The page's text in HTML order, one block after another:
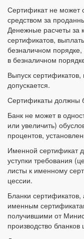
Сертификат не может
средством за
Денежные расчеты за
сертификатов,
безналичном
в безналичном
Выпуск
допускается.
Сертификаты должны
Банк не может в
или увеличить)
процентов,
Именной сертификат
уступки требования
листы к именному
цессии.
Бланки
именным
получившими от
производство